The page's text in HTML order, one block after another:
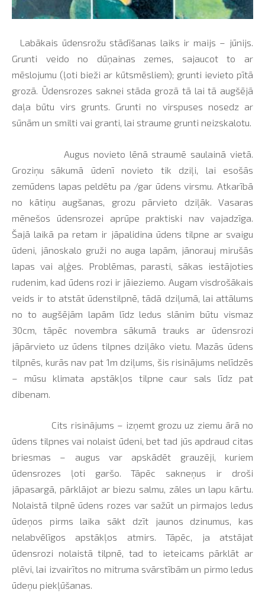
Labākais ūdensrožu stādīšanas laiks ir maijs – jūnijs.
Grunti veido no dūņainas zemes, sajaucot to ar
mēslojumu (ļoti bieži ar kūtsmēsliem); grunti ievieto pītā
grozā. Ūdensrozes saknei stāda grozā tā lai tā augšējā
daļa būtu virs grunts. Grunti no virspuses nosedz ar
sūnām un smilti vai granti, lai straume grunti neizskalotu.
Augus novieto lēnā straumē saulainā vietā.
Groziņu sākumā ūdenī novieto tik dziļi, lai esošās
zemūdens lapas peldētu pa /gar ūdens virsmu. Atkarībā
no kātiņu augšanas, grozu pārvieto dziļāk. Vasaras
mēnešos ūdensrozei aprūpe praktiski nav vajadzīga.
Šajā laikā pa retam ir jāpalidina ūdens tilpne ar svaigu
ūdeni, jānoskalo gruži no auga lapām, jānorauj mirušās
lapas vai aļģes. Problēmas, parasti, sākas iestājoties
rudenim, kad ūdens rozi ir jāieziemo. Augam visdrošākais
veids ir to atstāt ūdenstilpnē, tādā dziļumā, lai attālums
no to augšējām lapām līdz ledus slānim būtu vismaz
30cm, tāpēc novembra sākumā trauks ar ūdensrozi
jāpārvieto uz ūdens tilpnes dziļāko vietu. Mazās ūdens
tilpnēs, kurās nav pat 1m dziļums, šis risinājums nelīdzēs
– mūsu klimata apstākļos tilpne caur sals līdz pat
dibenam.
Cits risinājums – izņemt grozu uz ziemu ārā no
ūdens tilpnes vai nolaist ūdeni, bet tad jūs apdraud citas
briesmas – augus var apskādēt grauzēji, kuriem
ūdensrozes ļoti garšo. Tāpēc sakneņus ir droši
jāpasargā, pārklājot ar biezu salmu, zāles un lapu kārtu.
Nolaistā tilpnē ūdens rozes var sažūt un pirmajos ledus
ūdeņos pirms laika sākt dzīt jaunos dzinumus, kas
nelabvēlīgos apstākļos atmirs. Tāpēc, ja atstājat
ūdensrozi nolaistā tilpnē, tad to ieteicams pārklāt ar
plēvi, lai izvairītos no mitruma svārstībām un pirmo ledus
ūdeņu piekļūšanas.